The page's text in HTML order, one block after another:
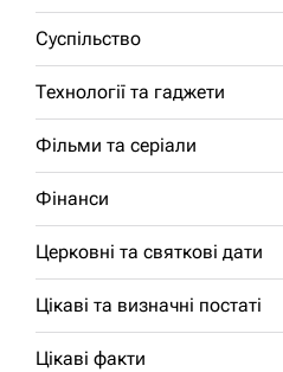
Суспільство
Технології та гаджети
Фільми та серіали
Фінанси
Церковні та святкові дати
Цікаві та визначні постаті
Цікаві факти